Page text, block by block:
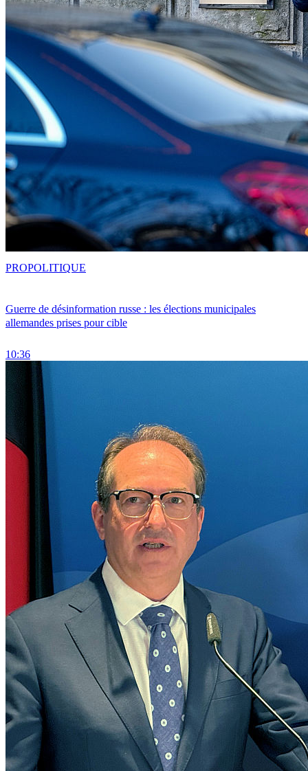
Guerre de désinformation russe : les élections municipales
allemandes prises pour cible
10:36
PROPOLITIQUE